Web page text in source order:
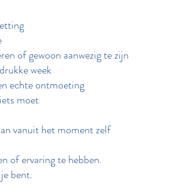
of gewoon aanwezig te zijn
week
echte ontmoeting
moet
vanuit het moment zelf
of ervaring te hebben.
bent.